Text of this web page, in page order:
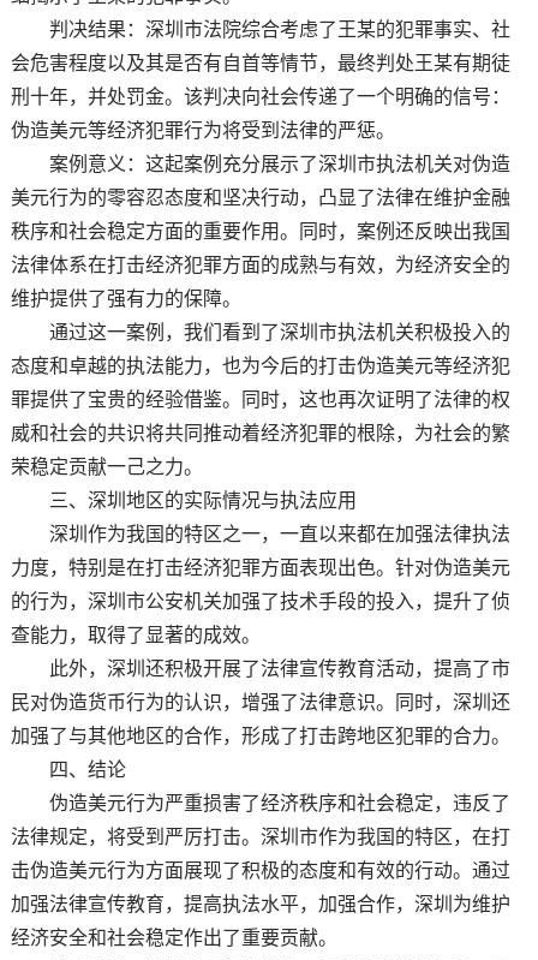
判决结果：深圳市法院综合考虑了王某的犯罪事实、社
会危害程度以及其是否有自首等情节，最终判处王某有期徒
刑十年，并处罚金。该判决向社会传递了一个明确的信号：
伪造美元等经济犯罪行为将受到法律的严惩。
案例意义：这起案例充分展示了深圳市执法机关对伪造
美元行为的零容忍态度和坚决行动，凸显了法律在维护金融
秩序和社会稳定方面的重要作用。同时，案例还反映出我国
法律体系在打击经济犯罪方面的成熟与有效，为经济安全的
维护提供了强有力的保障。
通过这一案例，我们看到了深圳市执法机关积极投入的
态度和卓越的执法能力，也为今后的打击伪造美元等经济犯
罪提供了宝贵的经验借鉴。同时，这也再次证明了法律的权
威和社会的共识将共同推动着经济犯罪的根除，为社会的繁
荣稳定贡献一己之力。
三、深圳地区的实际情况与执法应用
深圳作为我国的特区之一，一直以来都在加强法律执法
力度，特别是在打击经济犯罪方面表现出色。针对伪造美元
的行为，深圳市公安机关加强了技术手段的投入，提升了侦
查能力，取得了显著的成效。
此外，深圳还积极开展了法律宣传教育活动，提高了市
民对伪造货币行为的认识，增强了法律意识。同时，深圳还
加强了与其他地区的合作，形成了打击跨地区犯罪的合力。
四、结论
伪造美元行为严重损害了经济秩序和社会稳定，违反了
法律规定，将受到严厉打击。深圳市作为我国的特区，在打
击伪造美元行为方面展现了积极的态度和有效的行动。通过
加强法律宣传教育，提高执法水平，加强合作，深圳为维护
经济安全和社会稳定作出了重要贡献。